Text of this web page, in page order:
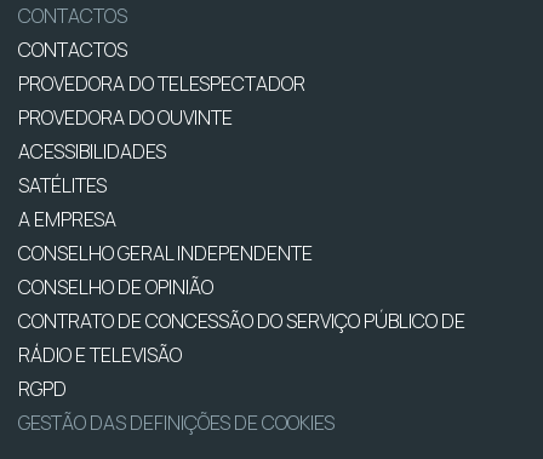
CONTACTOS
CONTACTOS
PROVEDORA DO TELESPECTADOR
PROVEDORA DO OUVINTE
ACESSIBILIDADES
SATÉLITES
A EMPRESA
CONSELHO GERAL INDEPENDENTE
CONSELHO DE OPINIÃO
CONTRATO DE CONCESSÃO DO SERVIÇO PÚBLICO DE
RÁDIO E TELEVISÃO
RGPD
GESTÃO DAS DEFINIÇÕES DE COOKIES